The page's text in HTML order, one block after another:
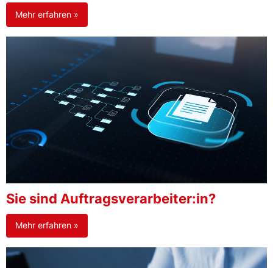
Mehr erfahren »
Sie sind Auftragsverarbeiter:in?
Mehr erfahren »